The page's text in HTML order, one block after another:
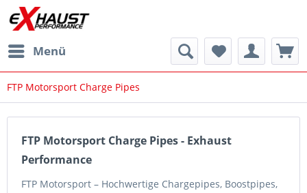
Menü
FTP Motorsport Charge Pipes
FTP Motorsport Charge Pipes - Exhaust
Performance
FTP Motorsport – Hochwertige Chargepipes, Boostpipes,